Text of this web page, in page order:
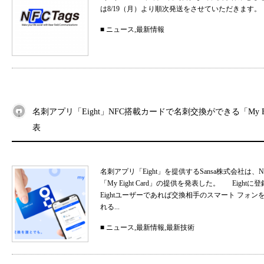
は8/19（月）より順次発送をさせていただき
■ ニュース,最新情報
名刺アプリ「Eight」NFC搭載カードで名刺交換ができる「My
表
名刺アプリ「Eight」を提供するSansa株式会社は
「My Eight Card」の提供を発表した。 Eightに
Eightユーザーであれば交換相手のスマート フォン
れる...
■ ニュース,最新情報,最新技術